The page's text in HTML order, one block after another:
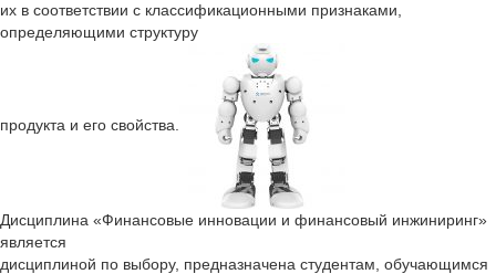
их в соответствии с классификационными признаками,
определяющими структуру
продукта и его свойства.
Дисциплина «Финансовые инновации и финансовый инжиниринг»
является
дисциплиной по выбору, предназначена студентам, обучающимся